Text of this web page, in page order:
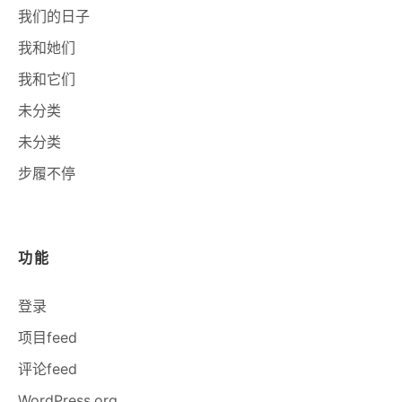
我们的日子
我和她们
我和它们
未分类
未分类
步履不停
功能
登录
项目feed
评论feed